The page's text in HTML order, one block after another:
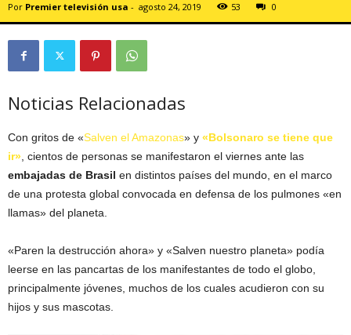
Por Premier televisión usa - agosto 24, 2019 53 0
Noticias Relacionadas
Con gritos de «Salven el Amazonas» y «Bolsonaro se tiene que
ir» , cientos de personas se manifestaron el viernes ante las
embajadas de Brasil en distintos países del mundo, en el marco
de una protesta global convocada en defensa de los pulmones «en
llamas» del planeta.
«Paren la destrucción ahora» y «Salven nuestro planeta» podía
leerse en las pancartas de los manifestantes de todo el globo,
principalmente jóvenes, muchos de los cuales acudieron con su
hijos y sus mascotas.